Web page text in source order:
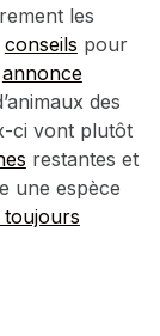
les
conseils pour
annonce
des
ci vont plutôt
restantes et
une espèce